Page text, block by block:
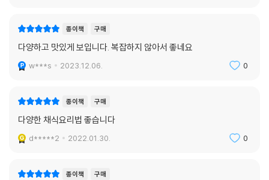
종이책 구매
다양하고 맛있게 보입니다. 복잡하지 않아서 좋네요
w***s 2023.12.06. 0
종이책 구매
다양한 채식요리법 좋습니다
d*****2 2022.01.30. 0
종이책 구매